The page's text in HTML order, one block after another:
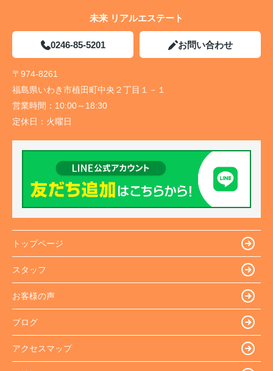
未来 リアルエステート
0246-85-5201 お問い合わせ
〒974-8261
福島県いわき市植田町中央２丁目１－１
営業時間： 10:00～18:30
定休日： 火曜日
トップページ
スタッフ
お客様の声
ブログ
アクセスマップ